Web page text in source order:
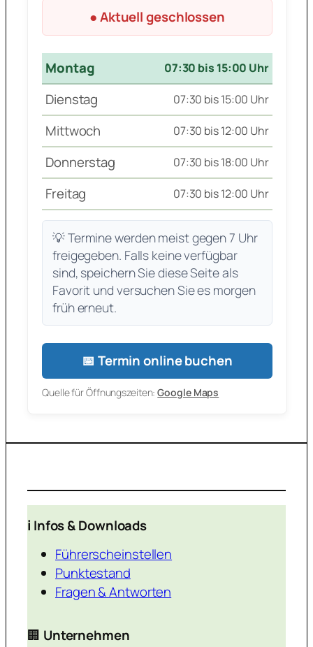
● Aktuell geschlossen
Montag 07:30 bis 15:00 Uhr
Dienstag 07:30 bis 15:00 Uhr
Mittwoch 07:30 bis 12:00 Uhr
Donnerstag 07:30 bis 18:00 Uhr
Freitag 07:30 bis 12:00 Uhr
💡 Termine werden meist gegen 7 Uhr
freigegeben. Falls keine verfügbar
sind, speichern Sie diese Seite als
Favorit und versuchen Sie es morgen
früh erneut.
📅 Termin online buchen
Quelle für Öffnungszeiten:Google Maps
ℹ️ Infos & Downloads
Führerscheinstellen
Punktestand
Fragen & Antworten
🏢 Unternehmen